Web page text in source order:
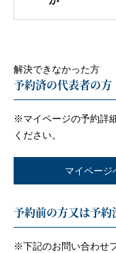
解決できなかった方
予約済の代表者の方
※マイページの予約詳
ください。
マイページ
予約前の方又は予
※下記のお問い合わせ